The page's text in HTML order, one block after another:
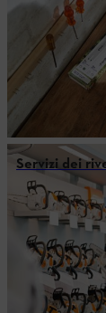
Servizi dei